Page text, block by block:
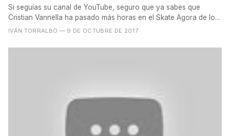
Si seguías su canal de YouTube, seguro que ya sabes que
Cristian Vannella ha pasado más horas en el Skate Agora de lo...
IVÁN TORRALBO — 9 DE OCTUBRE DE 2017